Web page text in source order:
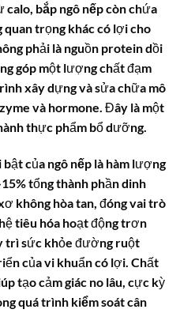
calo, bắp ngô nếpcòn chứa
trọng khác có lợi cho
phải là nguồn protein dồi
góp một lượng chất đạm
xây dựng và sửa chữa mô
và hormone. Đây là một
thực phẩm bổ dưỡng.
bật của ngô nếp là hàm lượng
tổng thành phần dinh
không hòa tan, đóng vai trò
tiêu hóa hoạt động trơn
trì sức khỏe đường ruột
của vi khuẩn có lợi. Chất
tạo cảm giác no lâu, cực kỳ
quá trình kiểm soát cân